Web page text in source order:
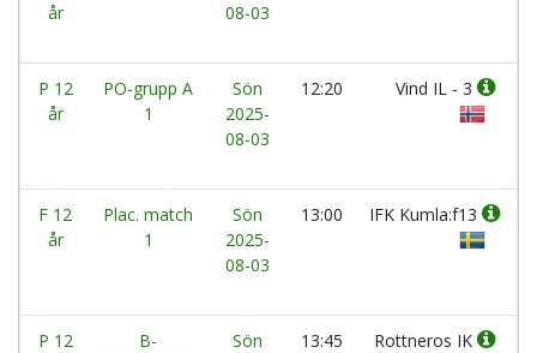
år
08-03
P 12
år
PO-grupp A
1
Sön
2025-
08-03
12:20 Vind IL - 3
F 12
år
Plac. match
1
Sön
2025-
08-03
13:00 IFK Kumla:f13
P 12
B-
Sön
13:45 Rottneros IK